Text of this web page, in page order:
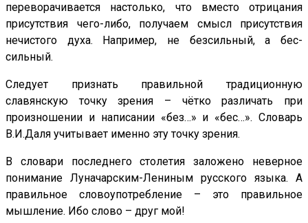
переворачивается настолько, что вместо отрицания
присутствия чего-либо, получаем смысл присутствия
нечистого духа. Например, не безсильный, а бес-
сильный.
Следует признать правильной традиционную
славянскую точку зрения – чётко различать при
произношении и написании «без…» и «бес…». Словарь
В.И.Даля учитывает именно эту точку зрения.
В словари последнего столетия заложено неверное
понимание Луначарским-Лениным русского языка. А
правильное словоупотребление – это правильное
мышление. Ибо слово – друг мой!